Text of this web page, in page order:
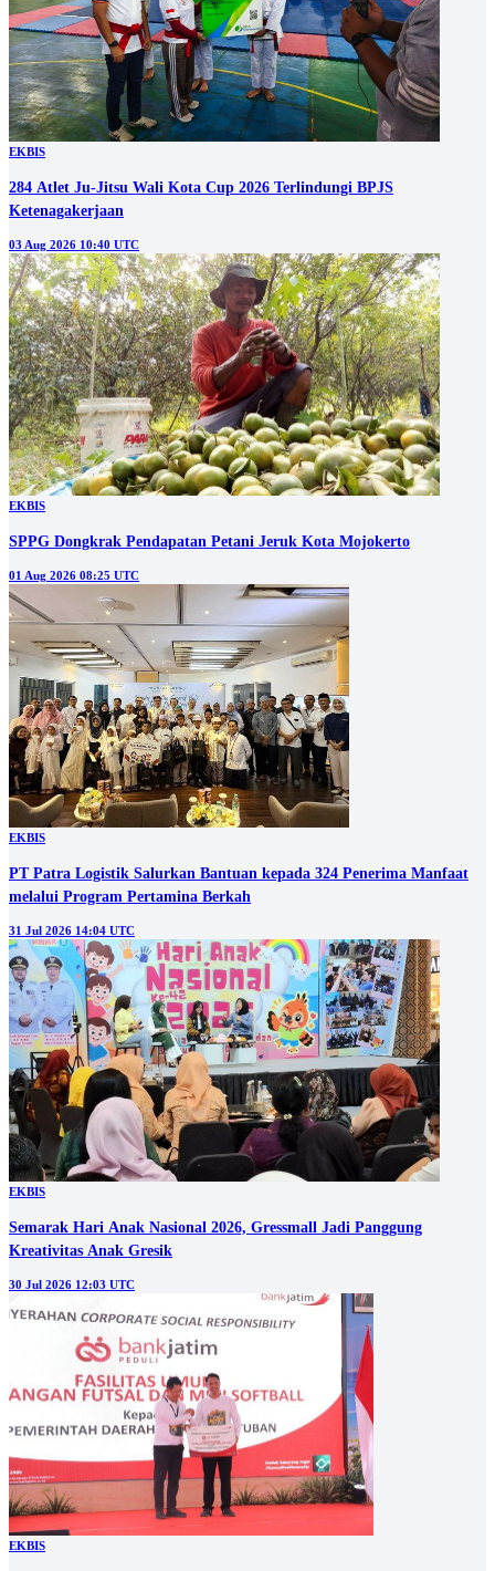
EKBIS
284 Atlet Ju-Jitsu Wali Kota Cup 2026 Terlindungi BPJS
Ketenagakerjaan
03 Aug 2026 10:40 UTC
EKBIS
SPPG Dongkrak Pendapatan Petani Jeruk Kota Mojokerto
01 Aug 2026 08:25 UTC
EKBIS
PT Patra Logistik Salurkan Bantuan kepada 324 Penerima Manfaat
melalui Program Pertamina Berkah
31 Jul 2026 14:04 UTC
EKBIS
Semarak Hari Anak Nasional 2026, Gressmall Jadi Panggung
Kreativitas Anak Gresik
30 Jul 2026 12:03 UTC
EKBIS